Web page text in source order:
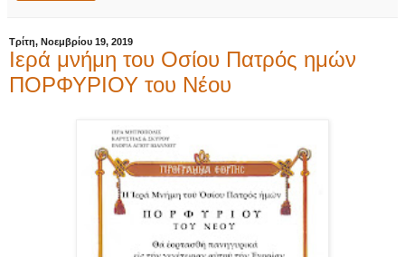
Τρίτη, Νοεμβρίου 19, 2019
Ιερά μνήμη του Οσίου Πατρός ημών
ΠΟΡΦΥΡΙΟΥ του Νέου